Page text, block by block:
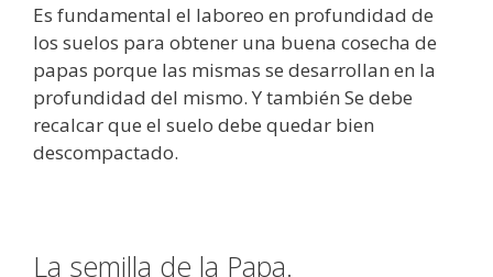
Es fundamental el laboreo en profundidad de
los suelos para obtener una buena cosecha de
papas porque las mismas se desarrollan en la
profundidad del mismo. Y también Se debe
recalcar que el suelo debe quedar bien
descompactado.
La semilla de la Papa.